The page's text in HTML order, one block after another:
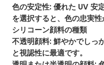
色の安定性: 優れた UV 安
を選択すると、色の忠実性
シリコーン顔料の種類
不透明顔料: 鮮やかでしっ
と視認性に最適です。